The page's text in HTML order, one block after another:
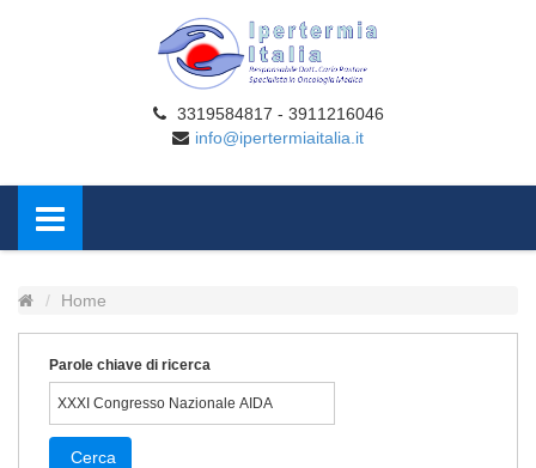
3319584817 - 3911216046
info@ipertermiaitalia.it
Home
Parole chiave di ricerca
Cerca